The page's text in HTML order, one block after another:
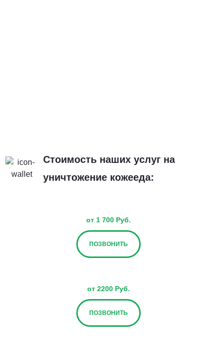
Стоимость наших услуг на
уничтожение кожееда:
от 1 700 Руб.
ПОЗВОНИТЬ
от 2200 Руб.
ПОЗВОНИТЬ